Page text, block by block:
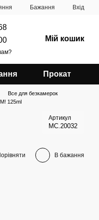
Бажання Вхід
Мій кошик
Прокат
Все для безкамерок
125ml
Артикул
MC.20032
В бажання